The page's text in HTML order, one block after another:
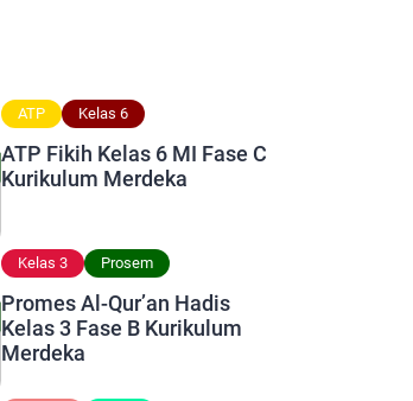
ATP Kelas 6
ATP Fikih Kelas 6 MI Fase C
Kurikulum Merdeka
Kelas 3 Prosem
Promes Al-Qur’an Hadis
Kelas 3 Fase B Kurikulum
Merdeka